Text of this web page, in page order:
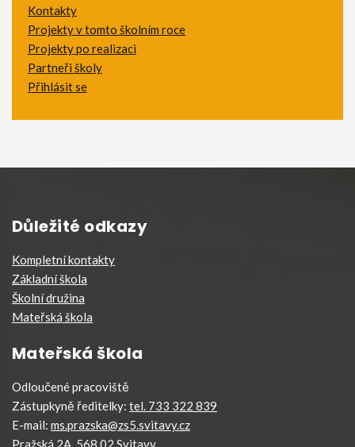
Kontakty
Projekty v tomto školním roce
Projekty po realizaci
Partneři školy
Přihlásit se
Důležité odkazy
Kompletní kontakty
Základní škola
Školní družina
Mateřská škola
Mateřská škola
Odloučené pracoviště
Zástupkyně ředitelky: tel. 733 322 839
E-mail: ms.prazska@zs5.svitavy.cz
Pražská 2A, 568 02 Svitavy